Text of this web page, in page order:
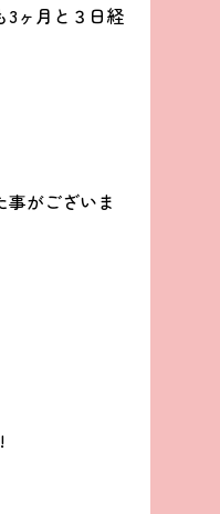
3ヶ月と３日経
事がございま